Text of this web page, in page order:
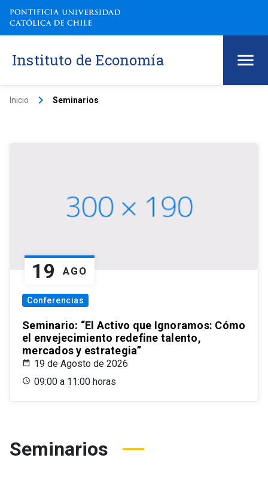
Instituto de Economía
Inicio keyboard_arrow_right Seminarios
19 AGO
Conferencias
Seminario: “El Activo que Ignoramos: Cómo
el envejecimiento redefine talento,
mercados y estrategia”
19 de Agosto de 2026
09:00 a 11:00 horas
Seminarios